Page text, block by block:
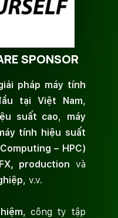
SPONSOR
pháp máy tính
tại Việt Nam,
suất cao, máy
tính hiệu suất
– HPC)
production và
, v.v.
, công ty tập